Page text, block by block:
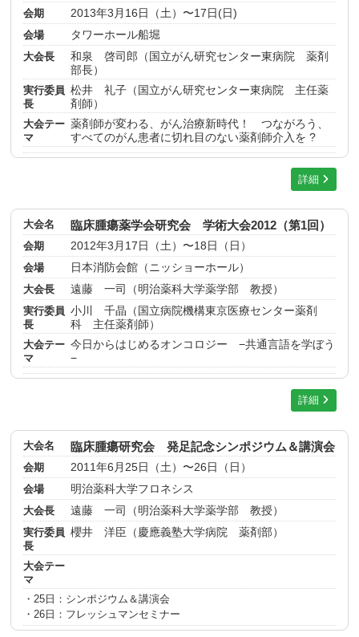
会期
2013年3月16日（土）〜17日(日)
会場
タワーホール船堀
大会長
和泉 啓司郎（国立がん研究センター東病院 薬剤
部長）
実行委員
長
松井 礼子（国立がん研究センター東病院 主任薬
剤師）
大会テー
マ
薬剤師が変わる、がん治療新時代！ つながろう、
すべてのがん患者に切れ目のない薬剤師介入を ?
詳細
大会名 臨床腫瘍薬学会研究会 学術大会2012（第1回）
会期
2012年3月17日（土）〜18日（日）
会場
日本消防会館（ニッショーホール）
大会長
遠藤 一司（明治薬科大学薬学部 教授）
実行委員
長
小川 千晶（国立病院機構東京医療センター薬剤
科 主任薬剤師）
大会テー
マ
今日からはじめるオンコロジー −共通言語を学ぼう
−
詳細
大会名 臨床腫瘍研究会 発足記念シンポジウム＆講演会
会期
2011年6月25日（土）〜26日（日）
会場
明治薬科大学フロネシス
大会長
遠藤 一司（明治薬科大学薬学部 教授）
実行委員
長
櫻井 洋臣（慶應義塾大学病院 薬剤部）
大会テー
マ
・25日：シンポジウム＆講演会
・26日：フレッシュマンセミナー